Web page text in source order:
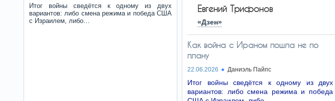
Итог войны сведётся к одному из двух
вариантов: либо смена режима и победа США
с Израилем, либо…
Евгений Трифонов
«Дзен»
Как война с Ираном пошла не по
плану
22.06.2026 Даниэль Пайпс
Итог войны сведётся к одному из двух
вариантов: либо смена режима и победа